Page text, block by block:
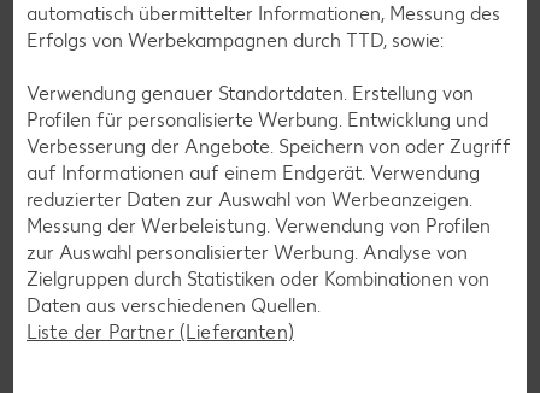
K-PLANT BASED: vegan genießen
Unser großes Eigenmarkensortiment an veganen
Produkten macht es dir ganz einfach, rein pflanzlich zu
genießen – und das zum günstigen Preis.
Zu K-PLANT BASED
Zurück zum Ernährungslexikon
automatisch übermittelter Informationen, Messung des
Erfolgs von Werbekampagnen durch TTD, sowie:
Verwendung genauer Standortdaten. Erstellung von
Profilen für personalisierte Werbung. Entwicklung und
Verbesserung der Angebote. Speichern von oder Zugriff
auf Informationen auf einem Endgerät. Verwendung
reduzierter Daten zur Auswahl von Werbeanzeigen.
Messung der Werbeleistung. Verwendung von Profilen
zur Auswahl personalisierter Werbung. Analyse von
Zielgruppen durch Statistiken oder Kombinationen von
Daten aus verschiedenen Quellen.
Liste der Partner (Lieferanten)